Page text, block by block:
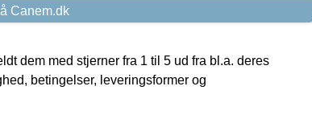
Canem.dk
dem med stjerner fra 1 til 5 ud fra bl.a. deres
betingelser, leveringsformer og